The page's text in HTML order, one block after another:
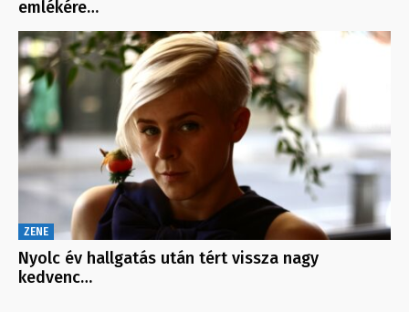
emlékére…
ZENE
Nyolc év hallgatás után tért vissza nagy
kedvenc…